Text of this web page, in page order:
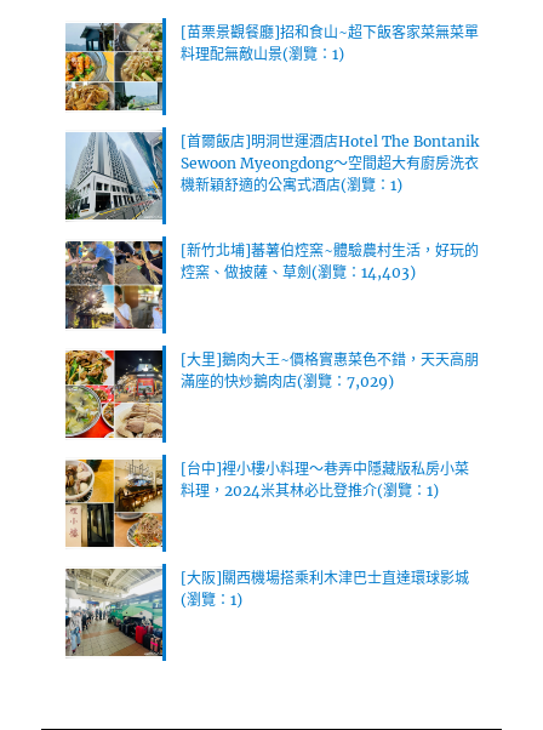
[苗栗景觀餐廳]招和食山~超下飯客家菜無菜單
料理配無敵山景(瀏覽：1)
[首爾飯店]明洞世運酒店Hotel The Bontanik
Sewoon Myeongdong～空間超大有廚房洗衣
機新穎舒適的公寓式酒店(瀏覽：1)
[新竹北埔]蕃薯伯焢窯~體驗農村生活，好玩的
焢窯、做披薩、草劍(瀏覽：14,403)
[大里]鵝肉大王~價格實惠菜色不錯，天天高朋
滿座的快炒鵝肉店(瀏覽：7,029)
[台中]裡小樓小料理～巷弄中隱藏版私房小菜
料理，2024米其林必比登推介(瀏覽：1)
[大阪]關西機場搭乘利木津巴士直達環球影城
(瀏覽：1)